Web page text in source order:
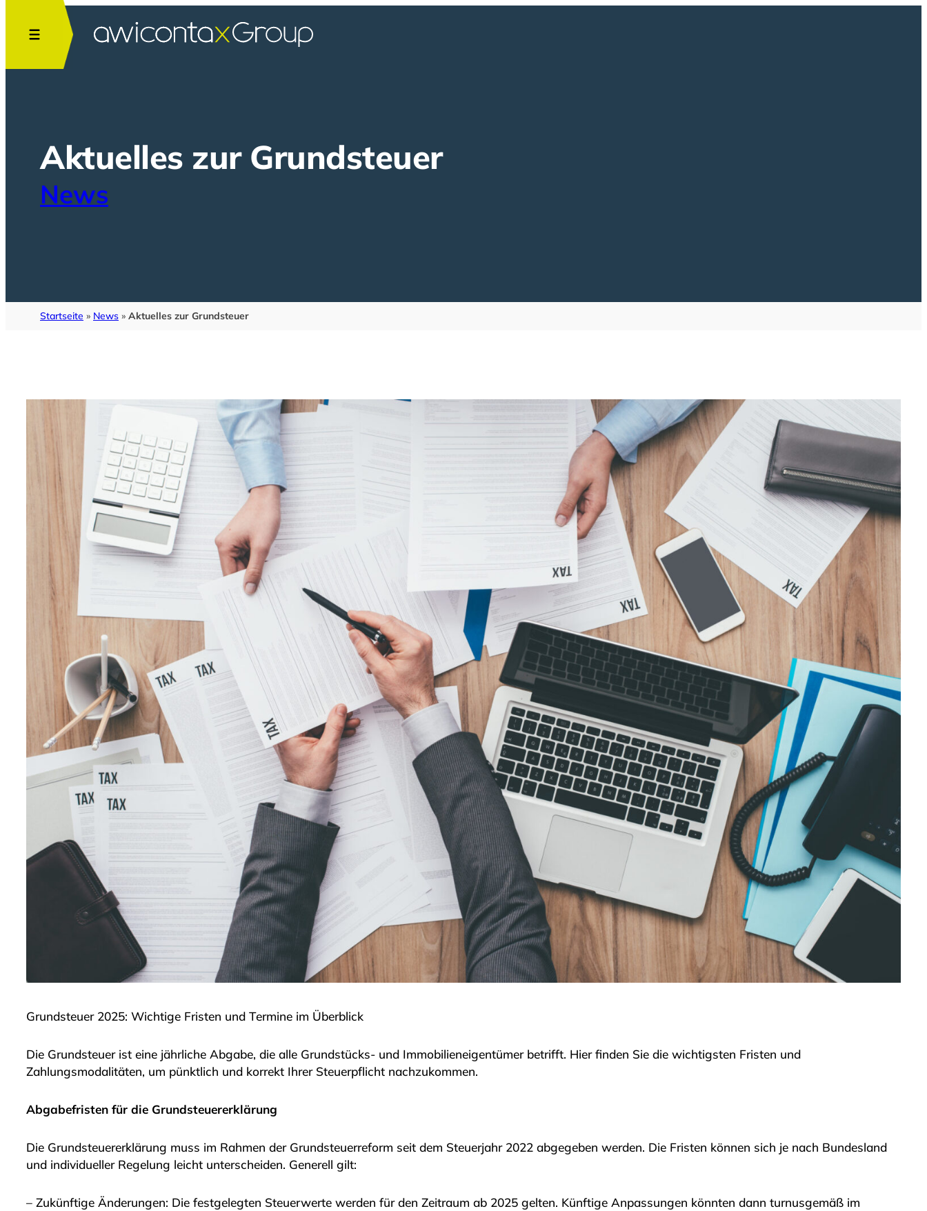
Inhalt
Aktuelles zur Grundsteuer
News
Startseite » News » Aktuelles zur Grundsteuer
Grundsteuer 2025: Wichtige Fristen und Termine im Überblick
Die Grundsteuer ist eine jährliche Abgabe, die alle Grundstücks- und Immobilieneigentümer betrifft. Hier finden Sie die wichtigsten Fristen und
Zahlungsmodalitäten, um pünktlich und korrekt Ihrer Steuerpflicht nachzukommen.
Abgabefristen für die Grundsteuererklärung
Die Grundsteuererklärung muss im Rahmen der Grundsteuerreform seit dem Steuerjahr 2022 abgegeben werden. Die Fristen können sich je nach Bundesland
und individueller Regelung leicht unterscheiden. Generell gilt:
– Zukünftige Änderungen: Die festgelegten Steuerwerte werden für den Zeitraum ab 2025 gelten. Künftige Anpassungen könnten dann turnusgemäß im